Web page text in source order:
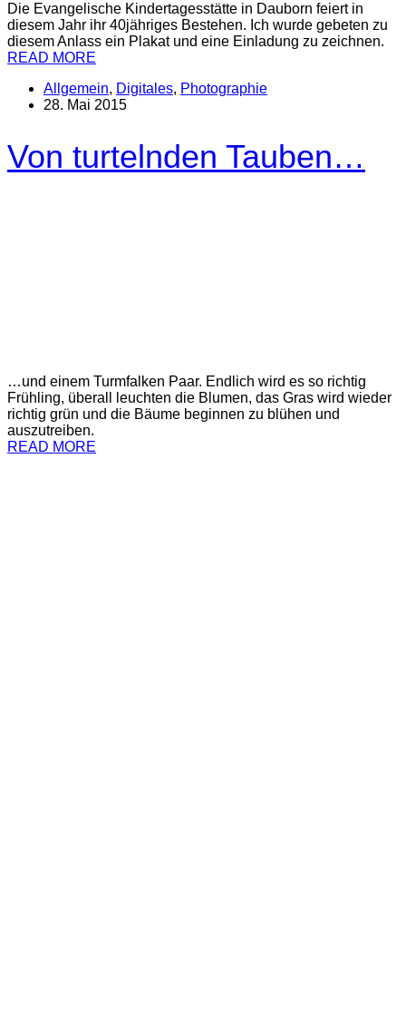
Die Evangelische Kindertagesstätte in Dauborn feiert in
diesem Jahr ihr 40jähriges Bestehen. Ich wurde gebeten zu
diesem Anlass ein Plakat und eine Einladung zu zeichnen.
READ MORE
Allgemein, Digitales, Photographie
28. Mai 2015
Von turtelnden Tauben…
…und einem Turmfalken Paar. Endlich wird es so richtig
Frühling, überall leuchten die Blumen, das Gras wird wieder
richtig grün und die Bäume beginnen zu blühen und
auszutreiben.
READ MORE